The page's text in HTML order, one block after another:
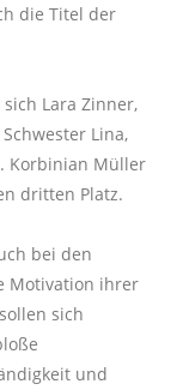
die Titel der
Lara Zinner,
Lina,
Korbinian Müller
dritten Platz.
bei den
Motivation ihrer
sich
und